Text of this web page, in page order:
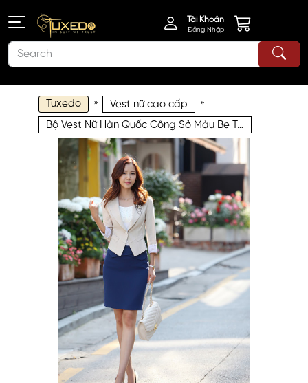
Tài Khoản
Đăng Nhập
Giỏ Hàng
Tuxedo » Vest nữ cao cấp »
Bộ Vest Nữ Hàn Quốc Công Sở Màu Be Tay Lửng